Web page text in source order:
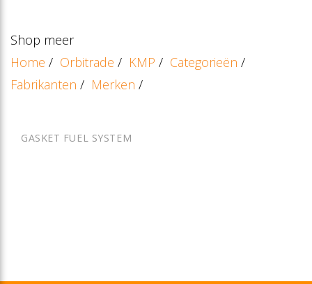
Shop meer
Home / Orbitrade / KMP / Categorieën /
Fabrikanten / Merken /
GASKET FUEL SYSTEM